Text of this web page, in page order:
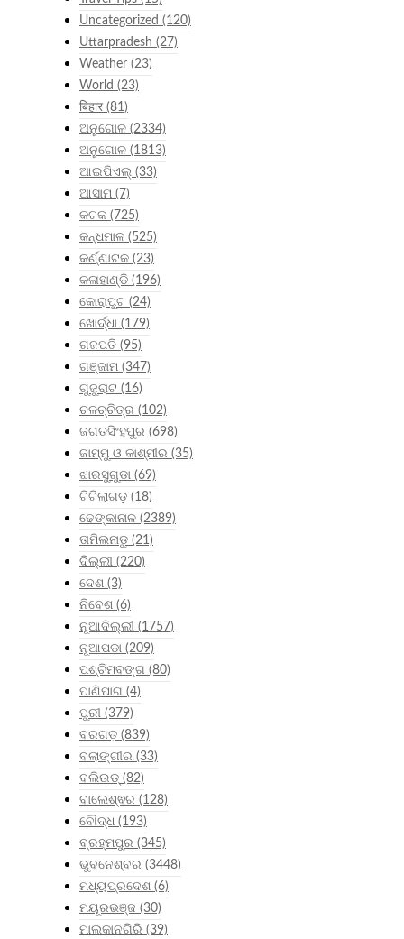
Uncategorized (120)
Uttarpradesh (27)
Weather (23)
World (23)
बिहार (81)
ଅନୁଗୋଳ (2334)
ଅନୁଗୋଳ (1813)
ଆଇପିଏଲ୍ (33)
ଆସାମ (7)
କଟକ (725)
କନ୍ଧମାଳ (525)
କର୍ଣ୍ଣାଟକ (23)
କଳାହାଣ୍ଡି (196)
କୋରାପୁଟ (24)
ଖୋର୍ଦ୍ଧା (179)
ଗଜପତି (95)
ଗଞ୍ଜାମ (347)
ଗୁଜୁରାଟ (16)
ଚଳଚ୍ଚିତ୍ର (102)
ଜଗତସିଂହପୁର (698)
ଜାମ୍ମୁ ଓ କାଶ୍ମୀର (35)
ଝାରସୁଗୁଡା (69)
ଟିଟିଲାଗଡ଼ (18)
ଢେଙ୍କାନାଳ (2389)
ତାମିଲନାଡୁ (21)
ଦିଲ୍ଲୀ (220)
ଦେଶ (3)
ନିବେଶ (6)
ନୂଆଦିଲ୍ଲୀ (1757)
ନୂଆପଡା (209)
ପଶ୍ଚିମବଙ୍ଗ (80)
ପାଣିପାଗ (4)
ପୁରୀ (379)
ବରଗଡ଼ (839)
ବଲାଙ୍ଗୀର (33)
ବଲିଉଡ୍ (82)
ବାଲେଶ୍ଵର (128)
ବୌଦ୍ଧ (193)
ବ୍ରହ୍ମପୁର (345)
ଭୁବନେଶ୍ବର (3448)
ମଧ୍ୟପ୍ରଦେଶ (6)
ମୟୂରଭଞ୍ଜ (30)
ମାଲକାନଗିରି (39)